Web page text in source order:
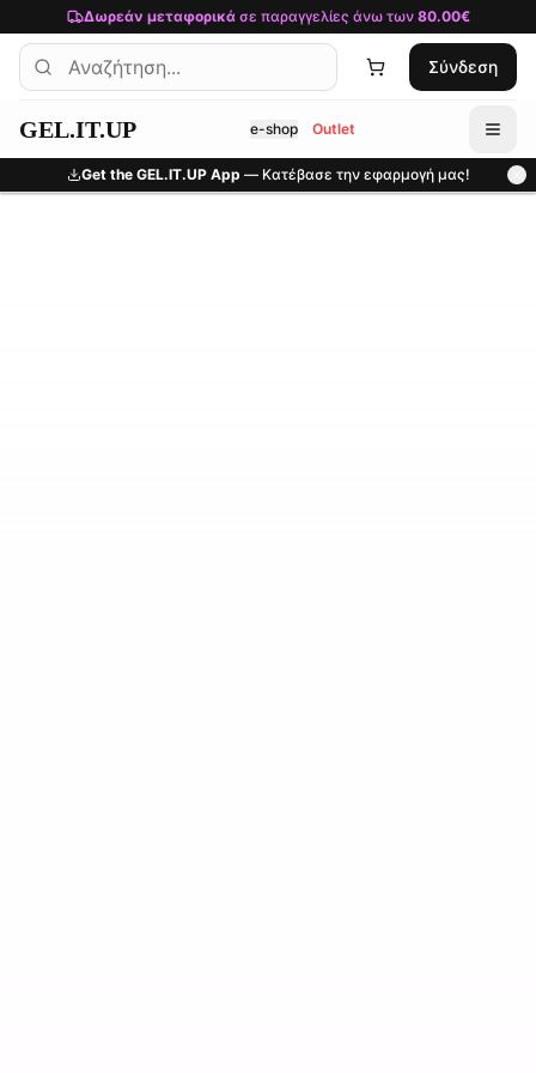
Μετάβαση στο κύριο περιεχόμενο
Δωρεάν μεταφορικάσε παραγγελίες άνω των 80.00€
Σύνδεση
GEL.IT.UP e-shop Outlet
Get the GEL.IT.UP App — Κατέβασε την εφαρμογή μας!